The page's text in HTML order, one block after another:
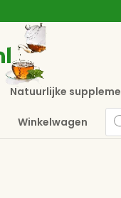
Natuurlijke
Winkelwagen